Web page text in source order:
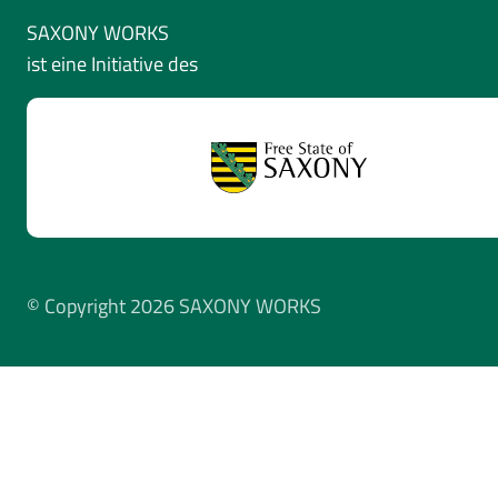
SAXONY WORKS
ist eine Initiative des
© Copyright 2026 SAXONY WORKS